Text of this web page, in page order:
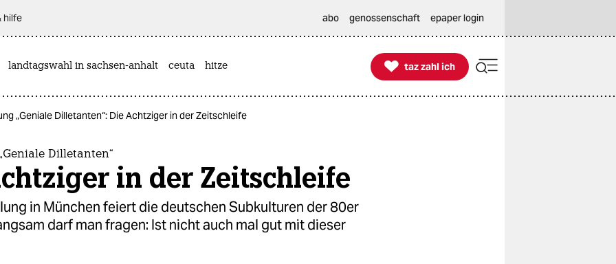
hilfe abo genossenschaft epaper login
landtagswahl in sachsen-anhalt ceuta hitze 
taz zahl ich
taz zahl ich
„Geniale Dilletanten“: Die Achtziger in der Zeitschleife
Dilletanten“
in der Zeitschleife
in München feiert die deutschen Subkulturen der 80er
darf man fragen: Ist nicht auch mal gut mit dieser